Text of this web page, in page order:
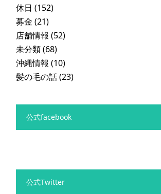
休日 (152)
募金 (21)
店舗情報 (52)
未分類(68)
沖縄情報 (10)
髪の毛の話(23)
公式facebook
公式Twitter